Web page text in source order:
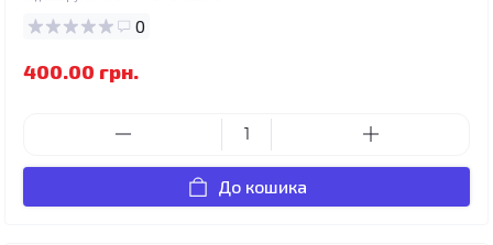
0
400.00 грн.
До кошика